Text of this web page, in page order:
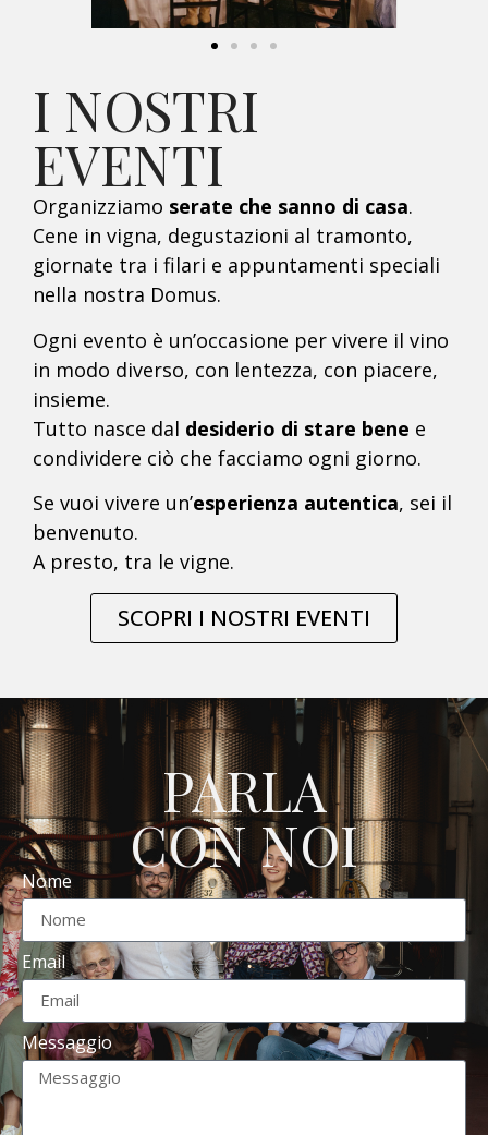
I NOSTRI
EVENTI
Organizziamo serate che sanno di casa.
Cene in vigna, degustazioni al tramonto,
giornate tra i filari e appuntamenti speciali
nella nostra Domus.
Ogni evento è un’occasione per vivere il vino
in modo diverso, con lentezza, con piacere,
insieme.
Tutto nasce dal desiderio di stare bene e
condividere ciò che facciamo ogni giorno.
Se vuoi vivere un’esperienza autentica, sei il
benvenuto.
A presto, tra le vigne.
SCOPRI I NOSTRI EVENTI
PARLA
CON NOI
Nome
Email
Messaggio